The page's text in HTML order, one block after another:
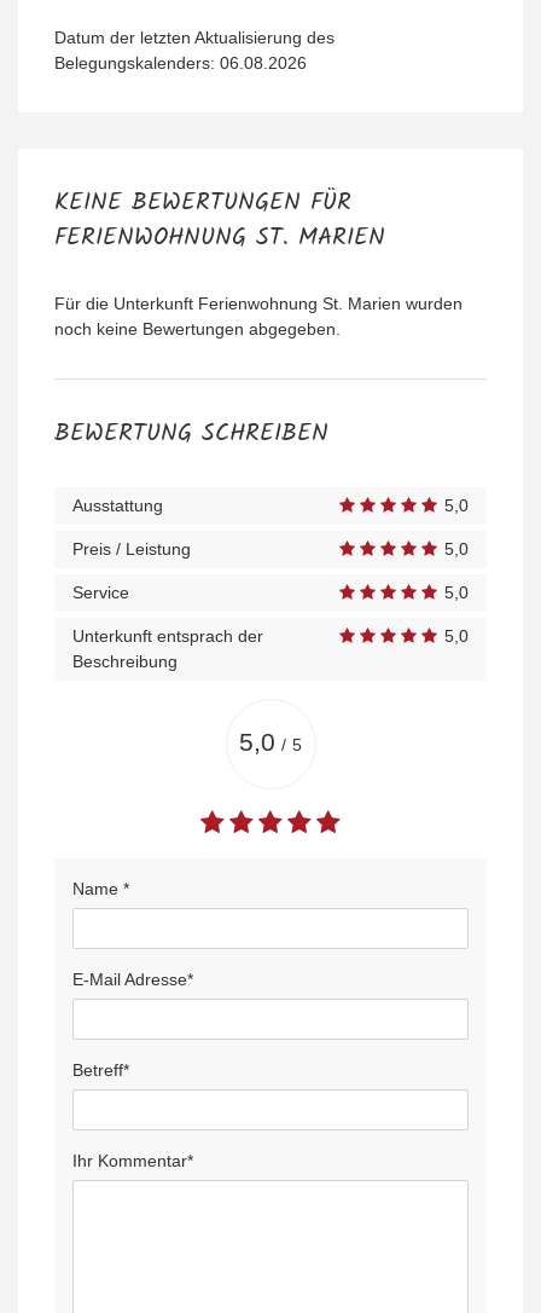
Datum der letzten Aktualisierung des
Belegungskalenders: 06.08.2026
KEINE BEWERTUNGEN FÜR
FERIENWOHNUNG ST. MARIEN
Für die Unterkunft Ferienwohnung St. Marien wurden
noch keine Bewertungen abgegeben.
BEWERTUNG SCHREIBEN
Ausstattung 5,0
Preis / Leistung 5,0
Service 5,0
Unterkunft entsprach der
Beschreibung
5,0
5,0 / 5
Name *
E-Mail Adresse*
Betreff*
Ihr Kommentar*